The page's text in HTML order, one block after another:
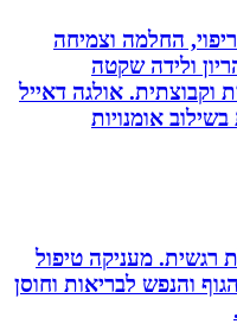
החלמה וצמיחה
שקטה
אולגה דאייל
אומנויות‏
מעניקה טיפול
לבריאות וחוסן